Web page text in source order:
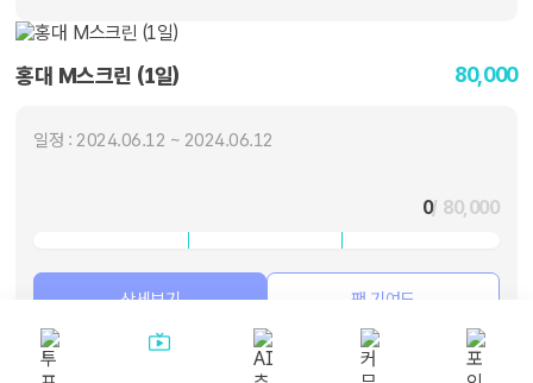
홍대 M스크린 (1일) 80,000
일정 : 2024.06.12 ~ 2024.06.12
0/ 80,000
상세보기 팬 기여도